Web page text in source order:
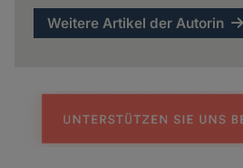
Weitere Artikel der Autorin